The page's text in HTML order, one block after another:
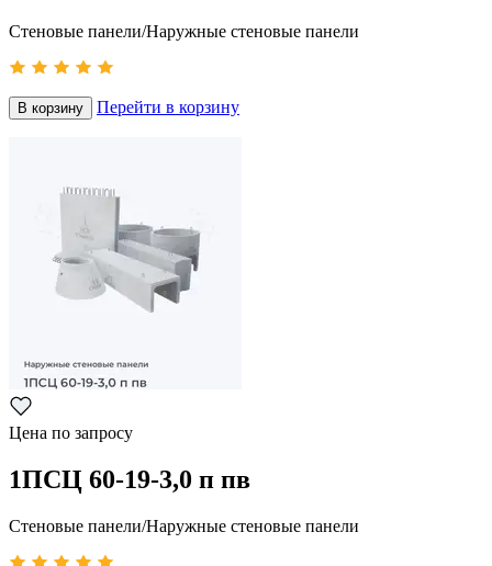
Стеновые панели/Наружные стеновые панели
В корзину Перейти в корзину
Цена по запросу
1ПСЦ 60-19-3,0 п пв
Стеновые панели/Наружные стеновые панели